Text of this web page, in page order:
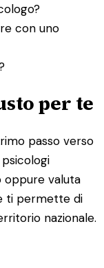
con uno
per te
passo verso
oppure valuta
ti permette di
nazionale.